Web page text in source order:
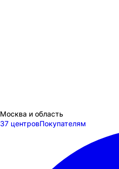
Москва и область
37 центровПокупателям